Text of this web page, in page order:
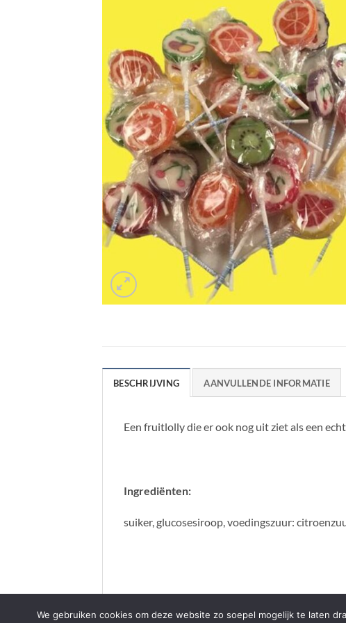
BESCHRIJVING AANVULLENDE INFORMATIE
Een fruitlolly die er ook nog uit ziet als een
Ingrediënten:
suiker, glucosesiroop, voedingszuur:
We gebruiken cookies om deze website zo soepel mogelijk te laten